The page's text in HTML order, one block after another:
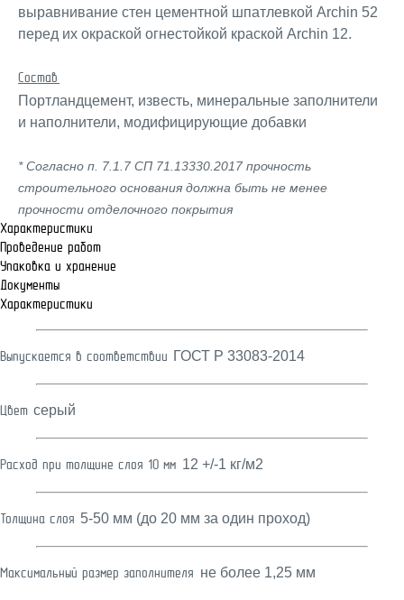
выравнивание стен цементной шпатлевкой Archin 52
перед их окраской огнестойкой краской Archin 12.
Состав:
Портландцемент, известь, минеральные заполнители
и наполнители, модифицирующие добавки
* Согласно п. 7.1.7 СП 71.13330.2017 прочность
строительного основания должна быть не менее
прочности отделочного покрытия
Характеристики
Проведение работ
Упаковка и хранение
Документы
Характеристики
Выпускается в соответствии: ГОСТ Р 33083-2014
Цвет: серый
Расход при толщине слоя 10 мм: 12 +/-1 кг/м2
Толщина слоя: 5-50 мм (до 20 мм за один проход)
Максимальный размер заполнителя: не более 1,25 мм